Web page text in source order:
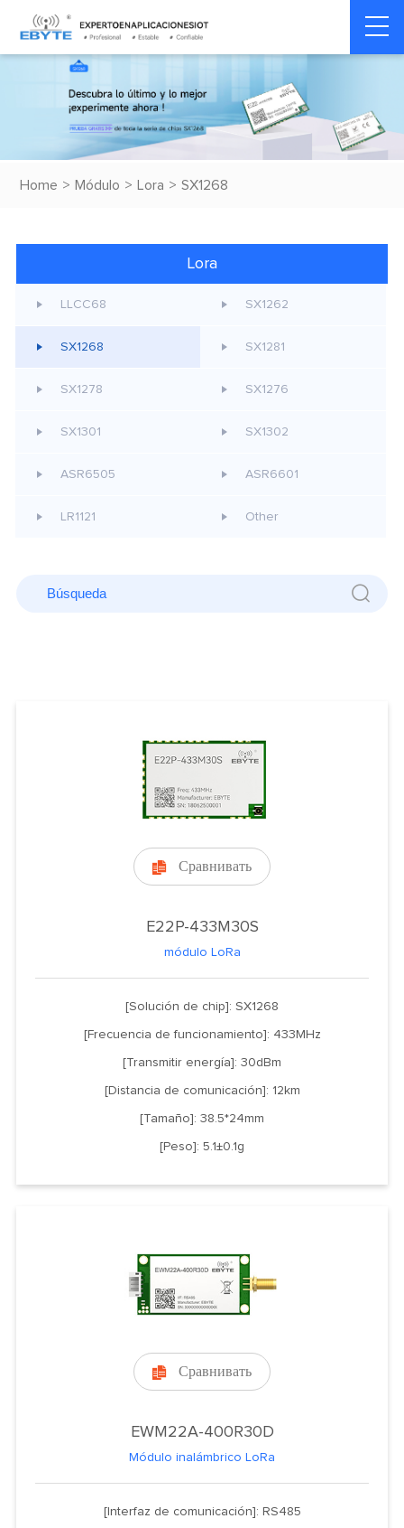
Home > Módulo > Lora > SX1268
Lora
LLCC68 SX1262
SX1268 SX1281
SX1278 SX1276
SX1301 SX1302
ASR6505 ASR6601
LR1121 Other
 Сравнивать
E22P-433M30S
módulo LoRa
[Solución de chip]: SX1268
[Frecuencia de funcionamiento]: 433MHz
[Transmitir energía]: 30dBm
[Distancia de comunicación]: 12km
[Tamaño]: 38.5*24mm
[Peso]: 5.1±0.1g
 Сравнивать
EWM22A-400R30D
Módulo inalámbrico LoRa
[Interfaz de comunicación]: RS485